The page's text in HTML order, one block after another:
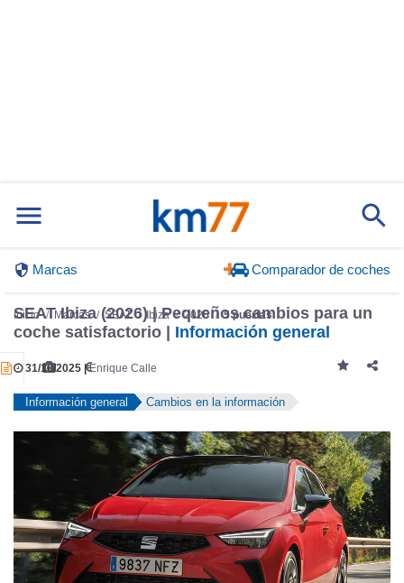
Marcas Comparador de coches
Inicio Marcas SEAT Ibiza 2026 5 puertas
SEAT Ibiza (2026) | Pequeños cambios para un
coche satisfactorio | Información general
31/10/2025 |Enrique Calle
Información general Cambios en la información